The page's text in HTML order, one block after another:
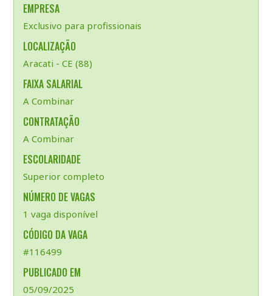
EMPRESA
Exclusivo para profissionais
LOCALIZAÇÃO
Aracati - CE (88)
FAIXA SALARIAL
A Combinar
CONTRATAÇÃO
A Combinar
ESCOLARIDADE
Superior completo
NÚMERO DE VAGAS
1 vaga disponível
CÓDIGO DA VAGA
#116499
PUBLICADO EM
05/09/2025